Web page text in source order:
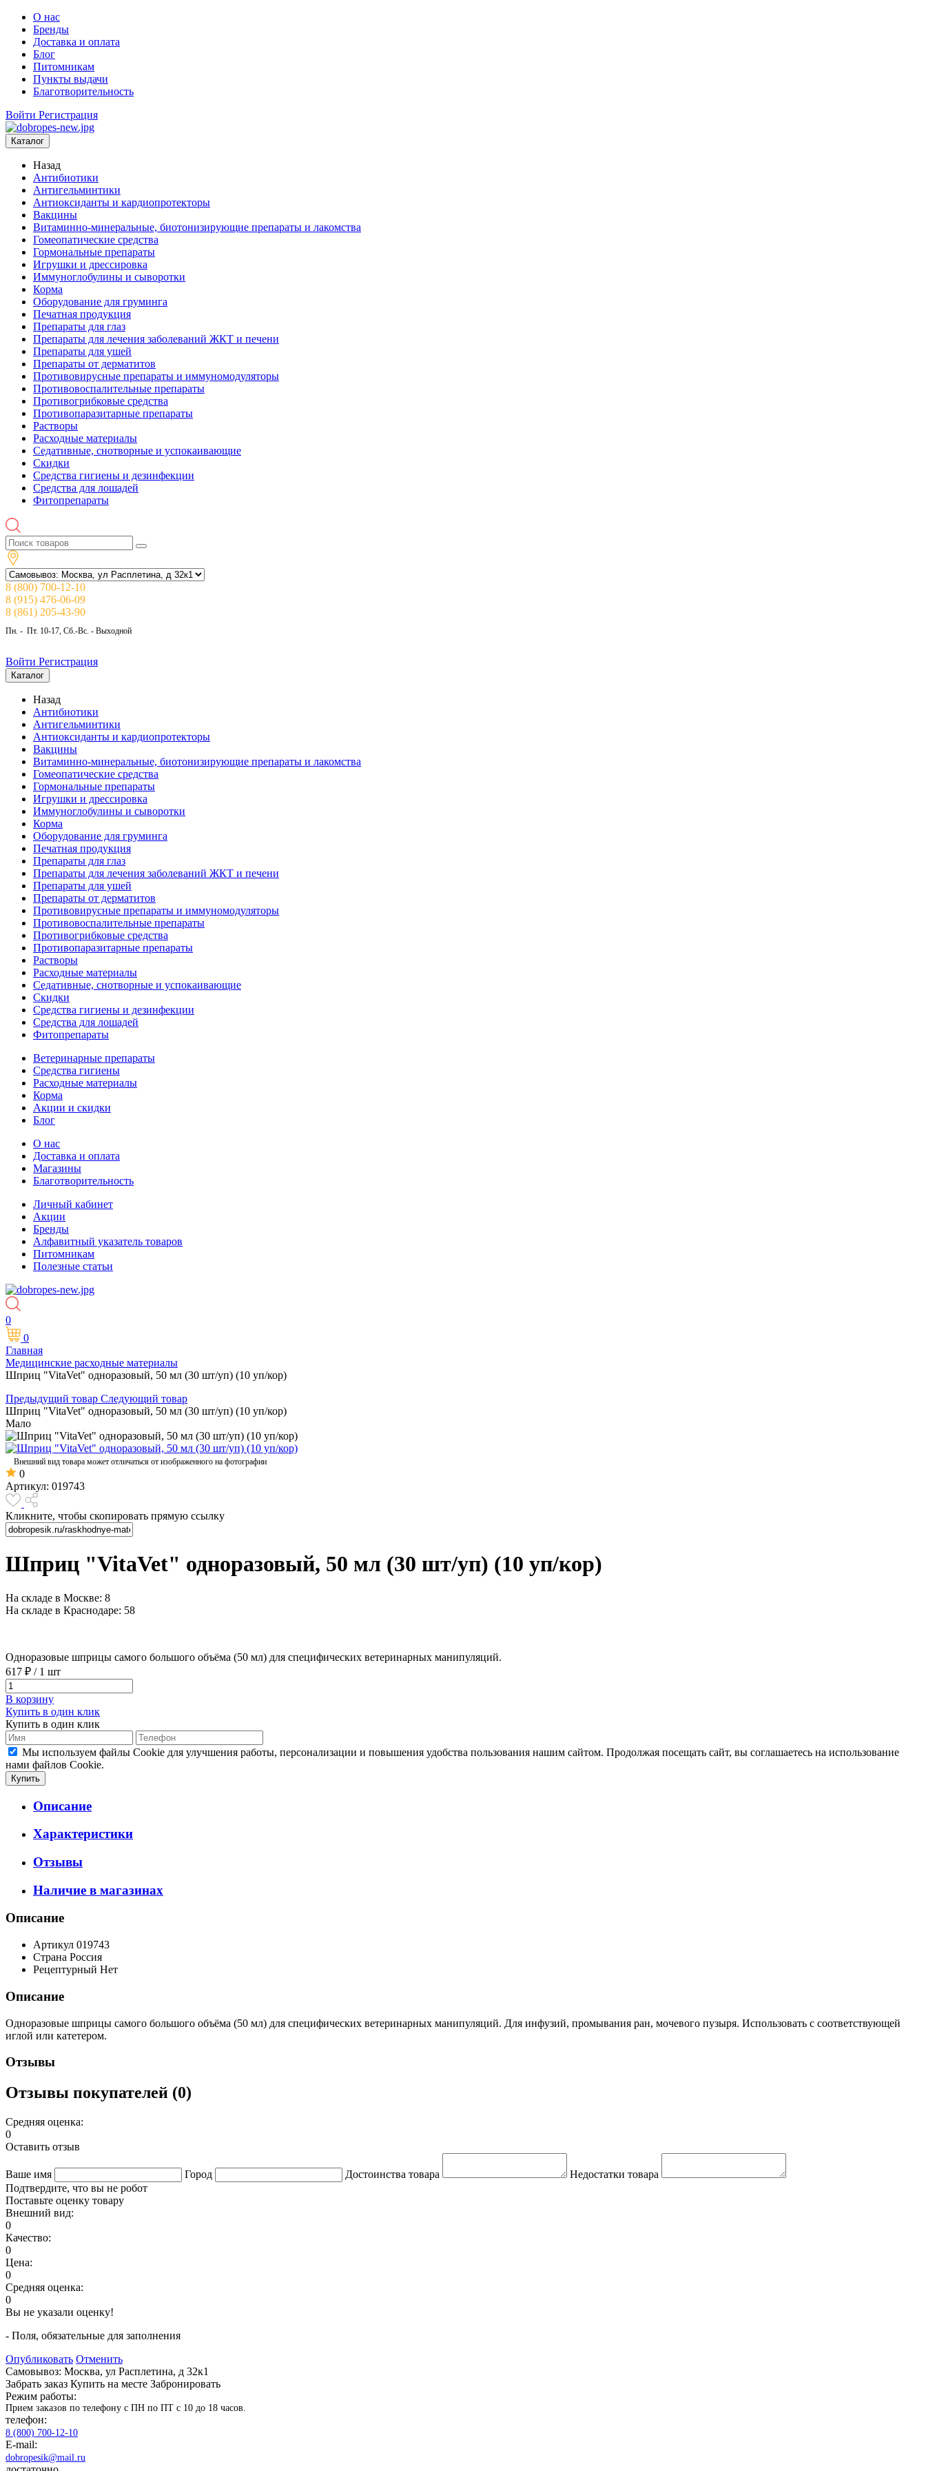
О нас
Бренды
Доставка и оплата
Блог
Питомникам
Пункты выдачи
Благотворительность
Войти Регистрация
Каталог
Назад
Антибиотики
Антигельминтики
Антиоксиданты и кардиопротекторы
Вакцины
Витаминно-минеральные, биотонизирующие препараты и лакомства
Гомеопатические средства
Гормональные препараты
Игрушки и дрессировка
Иммуноглобулины и сыворотки
Корма
Оборудование для груминга
Печатная продукция
Препараты для глаз
Препараты для лечения заболеваний ЖКТ и печени
Препараты для ушей
Препараты от дерматитов
Противовирусные препараты и иммуномодуляторы
Противовоспалительные препараты
Противогрибковые средства
Противопаразитарные препараты
Растворы
Расходные материалы
Седативные, снотворные и успокаивающие
Скидки
Средства гигиены и дезинфекции
Средства для лошадей
Фитопрепараты
8 (800) 700-12-10
8 (915) 476-06-09
8 (861) 205-43-90
Пн. - Пт. 10-17, Сб.-Вс. - Выходной
Войти Регистрация
Каталог
Назад
Антибиотики
Антигельминтики
Антиоксиданты и кардиопротекторы
Вакцины
Витаминно-минеральные, биотонизирующие препараты и лакомства
Гомеопатические средства
Гормональные препараты
Игрушки и дрессировка
Иммуноглобулины и сыворотки
Корма
Оборудование для груминга
Печатная продукция
Препараты для глаз
Препараты для лечения заболеваний ЖКТ и печени
Препараты для ушей
Препараты от дерматитов
Противовирусные препараты и иммуномодуляторы
Противовоспалительные препараты
Противогрибковые средства
Противопаразитарные препараты
Растворы
Расходные материалы
Седативные, снотворные и успокаивающие
Скидки
Средства гигиены и дезинфекции
Средства для лошадей
Фитопрепараты
Ветeринарные препараты
Средства гигиены
Расходные материалы
Корма
Акции и скидки
Блог
О нас
Доставка и оплата
Магазины
Благотворительность
Личный кабинет
Акции
Бренды
Алфавитный указатель товаров
Питомникам
Полезные статьи
0
0
Главная
Медицинские расходные материалы
Шприц "VitaVet" одноразовый, 50 мл (30 шт/уп) (10 уп/кор)
Предыдущий товар Следующий товар
Шприц "VitaVet" одноразовый, 50 мл (30 шт/уп) (10 уп/кор)
Мало
Внешний вид товара может отличаться от изображенного на фотографии
0
Артикул: 019743
Кликните, чтобы скопировать прямую ссылку
Шприц "VitaVet" одноразовый, 50 мл (30 шт/уп) (10 уп/кор)
На складе в Москве: 8
На складе в Краснодаре: 58
Одноразовые шприцы самого большого объёма (50 мл) для специфических ветеринарных манипуляций.
617 ₽ / 1 шт
В корзину
Купить в один клик
Купить в один клик
Мы используем файлы Cookie для улучшения работы, персонализации и повышения удобства пользования нашим сайтом. Продолжая посещать сайт, вы соглашаетесь на использование
нами файлов Cookie.
Описание
Характеристики
Отзывы
Наличие в магазинах
Описание
Артикул 019743
Страна Россия
Рецептурный Нет
Описание
Одноразовые шприцы самого большого объёма (50 мл) для специфических ветеринарных манипуляций. Для инфузий, промывания ран, мочевого пузыря. Использовать с соответствующей
иглой или катетером.
Отзывы
Отзывы покупателей (0)
Средняя оценка:
0
Оставить отзыв
Ваше имя Город Достоинства товара
Недостатки товара
Подтвердите, что вы не робот
Поставьте оценку товару
Внешний вид:
0
Качество:
0
Цена:
0
Средняя оценка:
0
Вы не указали оценку!
- Поля, обязательные для заполнения
Опубликовать Отменить
Самовывоз: Москва, ул Расплетина, д 32к1
Забрать заказ Купить на месте Забронировать
Режим работы:
Прием заказов по телефону с ПН по ПТ с 10 до 18 часов.
телефон:
8 (800) 700-12-10
E-mail:
dobropesik@mail.ru